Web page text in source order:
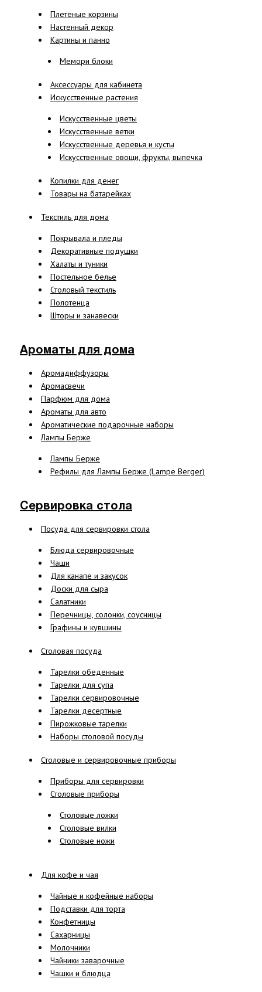
Плетеные корзины
Настенный декор
Картины и панно
Мемори блоки
Аксессуары для кабинета
Искусственные растения
Искусственные цветы
Искусственные ветки
Искусственные деревья и кусты
Искусственные овощи, фрукты, выпечка
Копилки для денег
Товары на батарейках
Текстиль для дома
Покрывала и пледы
Декоративные подушки
Халаты и туники
Постельное белье
Столовый текстиль
Полотенца
Шторы и занавески
Ароматы для дома
Аромадиффузоры
Аромасвечи
Парфюм для дома
Ароматы для авто
Ароматические подарочные наборы
Лампы Берже
Лампы Берже
Рефилы для Лампы Берже (Lampe Berger)
Сервировка стола
Посуда для сервировки стола
Блюда сервировочные
Чаши
Для канапе и закусок
Доски для сыра
Салатники
Перечницы, солонки, соусницы
Графины и кувшины
Столовая посуда
Тарелки обеденные
Тарелки для супа
Тарелки сервировочные
Тарелки десертные
Пирожковые тарелки
Наборы столовой посуды
Столовые и сервировочные приборы
Приборы для сервировки
Столовые приборы
Столовые ложки
Столовые вилки
Столовые ножи
Для кофе и чая
Чайные и кофейные наборы
Подставки для торта
Конфетницы
Сахарницы
Молочники
Чайники заварочные
Чашки и блюдца